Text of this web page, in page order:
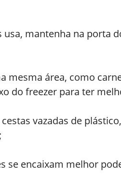
mantenha na porta
mesma área, como
do freezer para ter
vazadas de
se encaixam melhor